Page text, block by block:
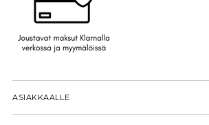
ASIAKKAALLE